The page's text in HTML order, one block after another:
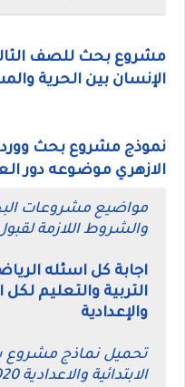
مشروع بحث للصف
الإنسان بين الحرية
نموذج مشروع بحث وورد
الازهري موضوعه دور
مواضيع مشروعات
والشروط اللازمة
اجابة كل اسئله
التربية والتعليم لكل
والإعدادية
تحميل نماذج مشروع
الابتدائية والاعدادية 2020